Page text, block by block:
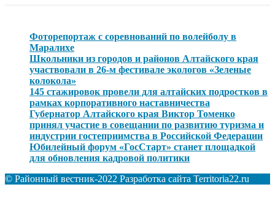
Фоторепортаж с соревнований по волейболу в
Маралихе
Школьники из городов и районов Алтайского края
участвовали в 26-м фестивале экологов «Зеленые
колокола»
145 стажировок провели для алтайских подростков в
рамках корпоративного наставничества
Губернатор Алтайского края Виктор Томенко
принял участие в совещании по развитию туризма и
индустрии гостеприимства в Российской Федерации
Юбилейный форум «ГосСтарт» станет площадкой
для обновления кадровой политики
© Районный вестник-2022 Разработка сайта Territoria22.ru